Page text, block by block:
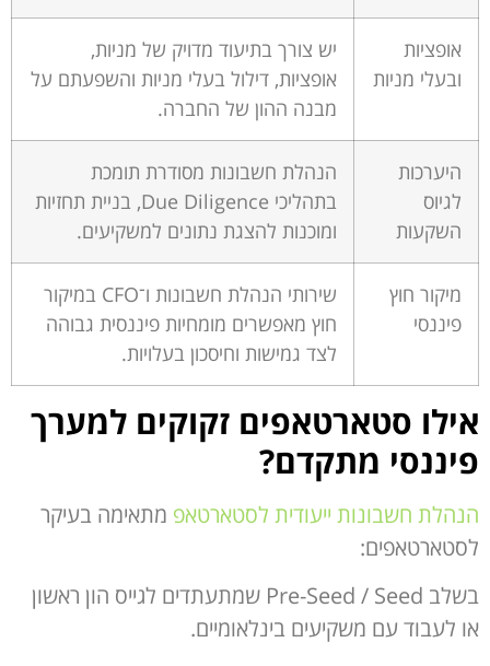
אופציות
ובעלי מניות
יש צורך בתיעוד מדויק של מניות,
אופציות, דילול בעלי מניות והשפעתם על
מבנה ההון של החברה.
היערכות
לגיוס
השקעות
הנהלת חשבונות מסודרת תומכת
בתהליכי Due Diligence, בניית תחזיות
ומוכנות להצגת נתונים למשקיעים.
מיקור חוץ
פיננסי
שירותי הנהלת חשבונות ו־CFO במיקור
חוץ מאפשרים מומחיות פיננסית גבוהה
לצד גמישות וחיסכון בעלויות.
אילו סטארטאפים זקוקים למערך
פיננסי מתקדם?
הנהלת חשבונות ייעודית לסטארטאפ מתאימה בעיקר
לסטארטאפים:
בשלב Pre-Seed / Seed שמתעתדים לגייס הון ראשון
או לעבוד עם משקיעים בינלאומיים.